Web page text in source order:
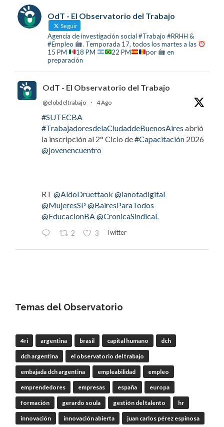
OdT - El Observatorio del Trabajo
Seguir
Agencia de investigación social #Trabajo #RRHH &
#Empleo
. Temporada 17, todos los martes a las
15 PM
18 PM 22 PM por
en
preparación
OdT - El Observatorio del Trabajo
@elobdeltrabajo · 4 Ago
#SUTECBA
#TrabajadoresdelaCiudaddeBuenosAires abrió
la inscripción al 2° Ciclo de#Capacitación 2026
@jovenencuentro
RT @AldoDruettaok @lanotadigital
@MujeresSP@BairesParaTodos
@EducacionBA@CronicaSindicaL
2 3 Twitter
Orgánica del#BCRA
RT@lanotadigital@La_Bancaria
@AldoDruettaok@misionesptodos
@SergioOPalazzo @BairesParaTodos
@uniglobalunion
2 Twitter
Temas del Observatorio
4ri argentina brasil capital humano dch
dch argentina el observatorio del trabajo
embajada dch argentina empleabilidad empleo
emprendedores empresas españa europa
formación gerardo soula gestión del talento hr
innovación innovación abierta juan carlos pérez espinosa